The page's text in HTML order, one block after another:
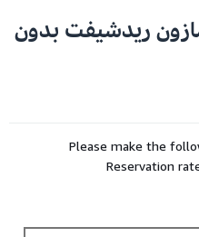
ريدشيفت بدون